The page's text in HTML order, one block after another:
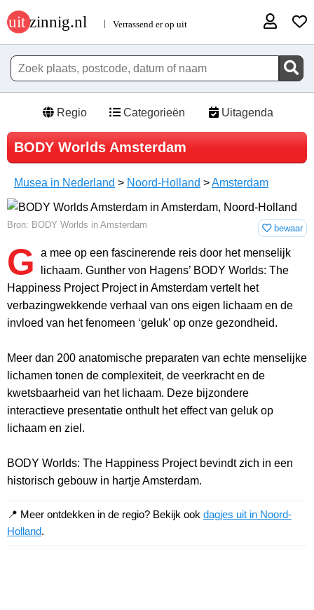
Regio Categorieën Uitagenda
BODY Worlds Amsterdam
Musea in Nederland > Noord-Holland >Amsterdam
bewaar
Bron: BODY Worlds in Amsterdam
G
a mee op een fascinerende reis door het menselijk
lichaam. Gunther von Hagens’ BODY Worlds: The
Happiness Project Project in Amsterdam vertelt het
verbazingwekkende verhaal van ons eigen lichaam en de
invloed van het fenomeen ‘geluk’ op onze gezondheid.
Meer dan 200 anatomische preparaten van echte menselijke
lichamen tonen de complexiteit, de veerkracht en de
kwetsbaarheid van het lichaam. Deze bijzondere
interactieve presentatie onthult het effect van geluk op
lichaam en ziel.
BODY Worlds: The Happiness Project bevindt zich in een
historisch gebouw in hartje Amsterdam.
📍 Meer ontdekken in de regio? Bekijk ook dagjes uit in Noord-
Holland.